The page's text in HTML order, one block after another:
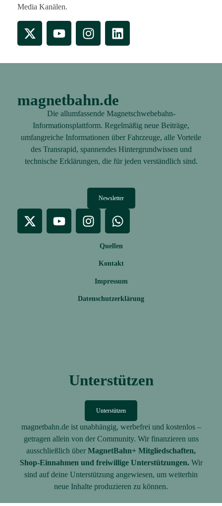
Media Kanälen.
magnetbahn.de
Die allumfassende Magnetschwebebahn-
Informationsplattform. Regelmäßig neue Beiträge,
umfangreiche Informationen über Fahrzeuge, alle Vorteile
des Transrapid, spannendes Hintergrundwissen und
technische Erklärungen, die für jeden verständlich sind.
Newsletter
Quellen
Kontakt
Impressum
Datenschutzerklärung
Unterstützen
Unterstützen
magnetbahn.de ist unabhängig, werbefrei und kostenlos –
getragen allein von der Community. Wir finanzieren uns
ausschließlich über MagnetBahn+ Mitgliedschaften,
Shop-Einnahmen und freiwillige Unterstützungen.Wir
sind auf deine Unterstützung angewiesen, um weiterhin
neue Inhalte produzieren zu können.